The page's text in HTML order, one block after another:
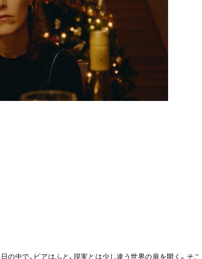
中で、ピアはふと、現実とは少し違う世界の扉を開く。そこ